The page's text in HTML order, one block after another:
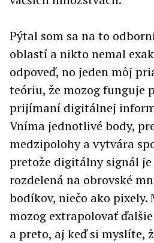
Pýtal som sa na to
oblastí a nikto nemal
odpoveď, no jeden môj
teóriu, že mozog funguje
prijímaní digitálnej
Vníma jednotlivé body,
medzipolohy a vytvára
pretože digitálny signál
rozdelená na obrovské
bodíkov, niečo ako
mozog extrapolovať
a preto, aj keď si myslíte,